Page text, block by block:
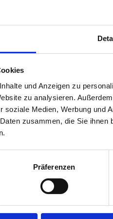
und Anzeigen zu
zu analysieren.
soziale Medien, Werbung und
zusammen, die Sie
Präferenzen
Ausbildung